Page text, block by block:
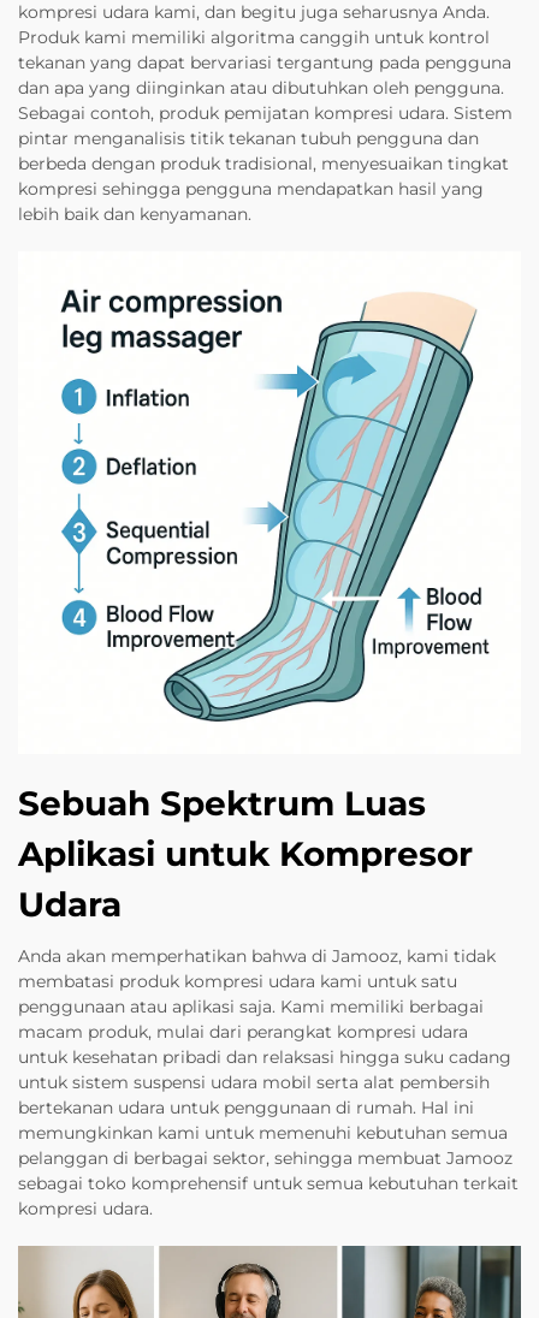
kompresi udara kami, dan begitu juga seharusnya Anda.
Produk kami memiliki algoritma canggih untuk kontrol
tekanan yang dapat bervariasi tergantung pada pengguna
dan apa yang diinginkan atau dibutuhkan oleh pengguna.
Sebagai contoh, produk pemijatan kompresi udara. Sistem
pintar menganalisis titik tekanan tubuh pengguna dan
berbeda dengan produk tradisional, menyesuaikan tingkat
kompresi sehingga pengguna mendapatkan hasil yang
lebih baik dan kenyamanan.
Sebuah Spektrum Luas
Aplikasi untuk Kompresor
Udara
Anda akan memperhatikan bahwa di Jamooz, kami tidak
membatasi produk kompresi udara kami untuk satu
penggunaan atau aplikasi saja. Kami memiliki berbagai
macam produk, mulai dari perangkat kompresi udara
untuk kesehatan pribadi dan relaksasi hingga suku cadang
untuk sistem suspensi udara mobil serta alat pembersih
bertekanan udara untuk penggunaan di rumah. Hal ini
memungkinkan kami untuk memenuhi kebutuhan semua
pelanggan di berbagai sektor, sehingga membuat Jamooz
sebagai toko komprehensif untuk semua kebutuhan terkait
kompresi udara.